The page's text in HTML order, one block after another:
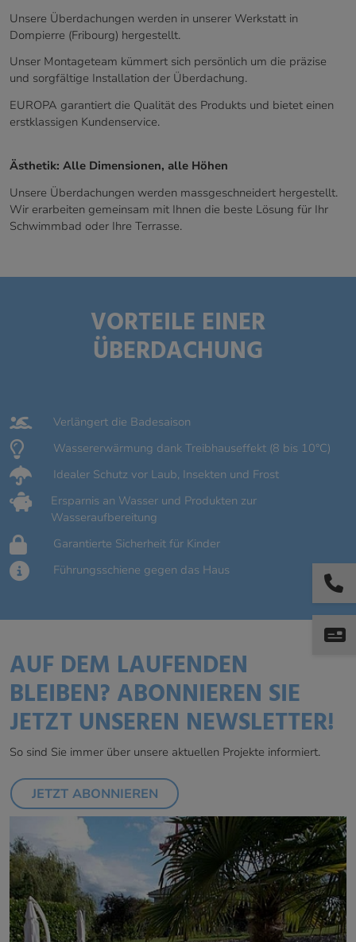
Unsere Überdachungen werden in unserer Werkstatt in
Dompierre (Fribourg) hergestellt.
Unser Montageteam kümmert sich persönlich um die präzise
und sorgfältige Installation der Überdachung.
EUROPA garantiert die Qualität des Produkts und bietet einen
erstklassigen Kundenservice.
Ästhetik: Alle Dimensionen, alle Höhen
Unsere Überdachungen werden massgeschneidert hergestellt.
Wir erarbeiten gemeinsam mit Ihnen die beste Lösung für Ihr
Schwimmbad oder Ihre Terrasse.
VORTEILE EINER
ÜBERDACHUNG
Verlängert die Badesaison
Wassererwärmung dank Treibhauseffekt (8 bis 10°C)
Idealer Schutz vor Laub, Insekten und Frost
Ersparnis an Wasser und Produkten zur
Wasseraufbereitung
Garantierte Sicherheit für Kinder
Führungsschiene gegen das Haus
AUF DEM LAUFENDEN
BLEIBEN? ABONNIEREN SIE
JETZT UNSEREN NEWSLETTER!
So sind Sie immer über unsere aktuellen Projekte informiert.
JETZT ABONNIEREN